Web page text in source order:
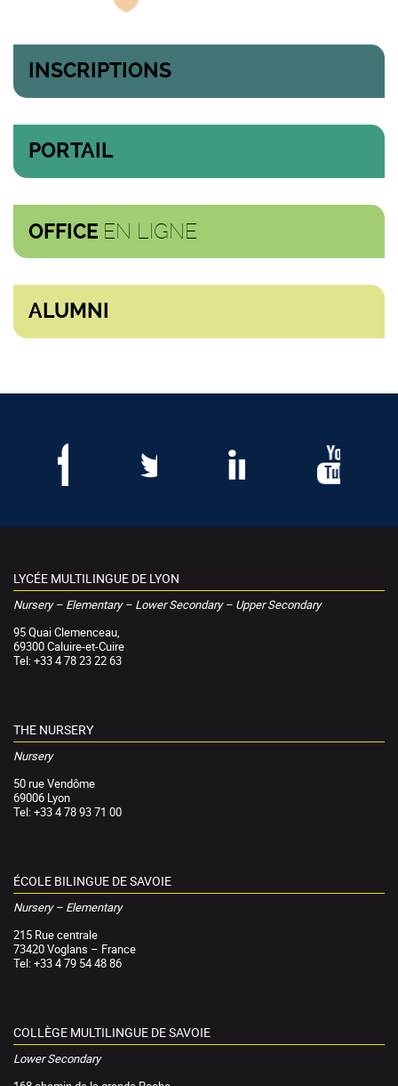
INSCRIPTIONS
PORTAIL
OFFICE EN LIGNE
ALUMNI
LYCÉE MULTILINGUE DE LYON
Nursery – Elementary – Lower Secondary – Upper Secondary
95 Quai Clemenceau,
69300 Caluire-et-Cuire
Tel: +33 4 78 23 22 63
THE NURSERY
Nursery
50 rue Vendôme
69006 Lyon
Tel: +33 4 78 93 71 00
ÉCOLE BILINGUE DE SAVOIE
Nursery – Elementary
215 Rue centrale
73420 Voglans – France
Tel: +33 4 79 54 48 86
COLLÈGE MULTILINGUE DE SAVOIE
Lower Secondary